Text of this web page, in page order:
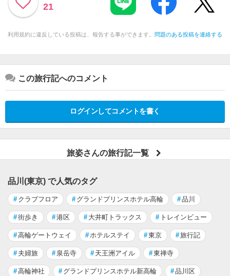
21
利用規約に違反している投稿は、報告する事ができます。 問題のある投稿を連絡する
この旅行記へのコメント
ログインしてコメントを書く
旅姿さんの旅行記一覧
品川(東京) で人気のタグ
# クラブフロア # グランドプリンスホテル高輪 #品川
#街歩き #港区 # 大井町トラックス # トレインビュー
#高輪ゲートウェイ # ホテルステイ #東京 #旅行記
# 夫婦旅 # 泉岳寺 # 天王洲アイル #東禅寺
#高輪神社 # グランドプリンスホテル新高輪 #品川区